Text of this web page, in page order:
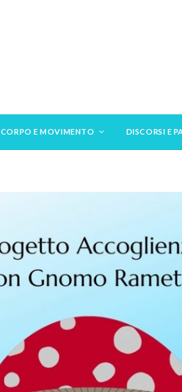
CORPO E MOVIMENTO DISCORSI E